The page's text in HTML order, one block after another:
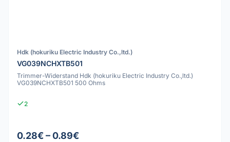
Hdk (hokuriku Electric Industry Co.,ltd.)
VG039NCHXTB501
Trimmer-Widerstand Hdk (hokuriku Electric Industry Co.,ltd.)
VG039NCHXTB501 500 Ohms
2
0.28€ – 0.89€